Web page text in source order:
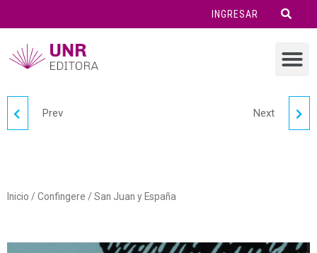
INGRESAR
Prev PENSAR CON IMÁGENES
Next
Inicio / Confingere / San Juan y España